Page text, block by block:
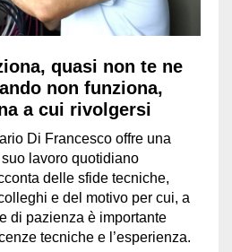
quasi non te ne
non funziona,
a cui rivolgersi
Di Francesco offre una
lavoro quotidiano
delle sfide tecniche,
e del motivo per cui, a
di pazienza è importante
tecniche e l’esperienza.